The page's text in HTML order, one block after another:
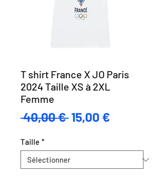
T shirt France X JO Paris
2024 Taille XS à 2XL
Femme
40,00 € Prix
15,00 €
Taille *